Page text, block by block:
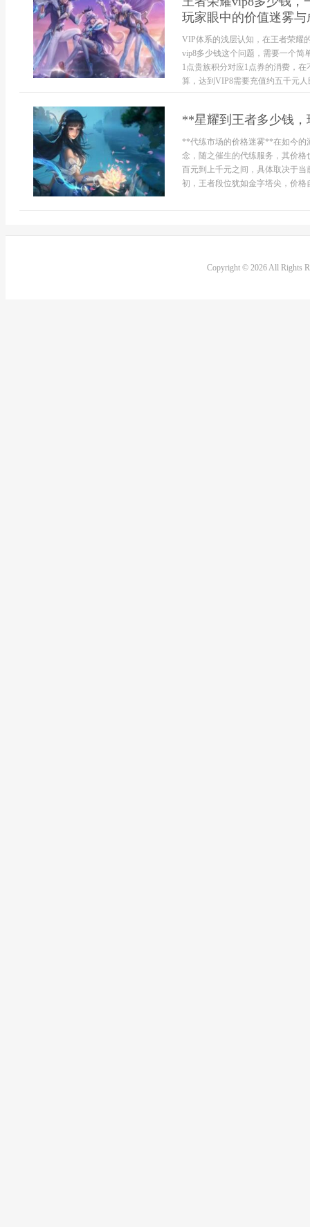
玩家眼中的价值迷雾与
VIP体系的浅层认知，在王者荣耀
vip8多少钱这个问题，需要一个简
1点贵族积分对应1点券的消费，
算，达到VIP8需要充值约五千元
**星耀到王者多少钱
**代练市场的价格迷雾**在如今的
念，随之催生的代练服务，其价
百元到上千元之间，具体取决于
初，王者段位犹如金字塔尖，价
Copyright © 2026 All Rights